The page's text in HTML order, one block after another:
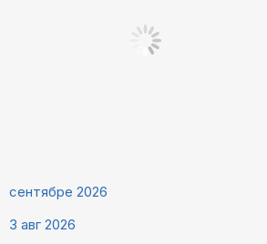
сентябре 2026
3 авг 2026